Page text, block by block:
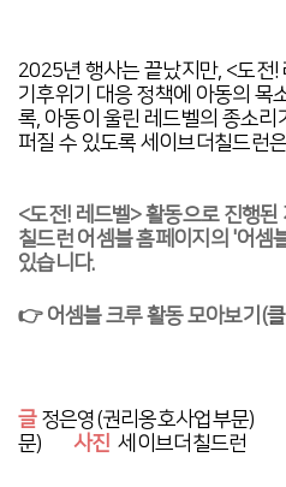
2025년 행사는 끝났지만, <도전!
기후위기 대응 정책에 아동의 목
록, 아동이 울린 레드벨의 종소리
퍼질 수 있도록 세이브더칠드런
<도전! 레드벨> 활동으로 진행된
칠드런 어셈블 홈페이지의 '어셈
있습니다.
👉 어셈블 크루 활동 모아보기(
글정은영(권리옹호사업부문)
문)사진 세이브더칠드런